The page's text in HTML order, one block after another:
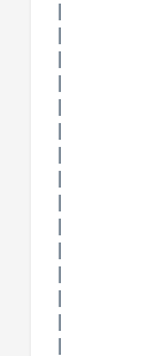
|
|
|
|
|
|
|
|
|
|
|
|
|
|